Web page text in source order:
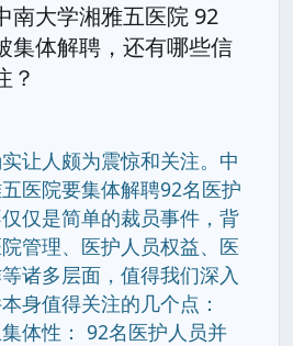
南大学湘雅五医院 92
集体解聘，还有哪些信
？
让人颇为震惊和关注。中
医院要集体解聘92名医护
仅是简单的裁员事件，背
管理、医护人员权益、医
诸多层面，值得我们深入
身值得关注的几个点：
体性： 92名医护人员并